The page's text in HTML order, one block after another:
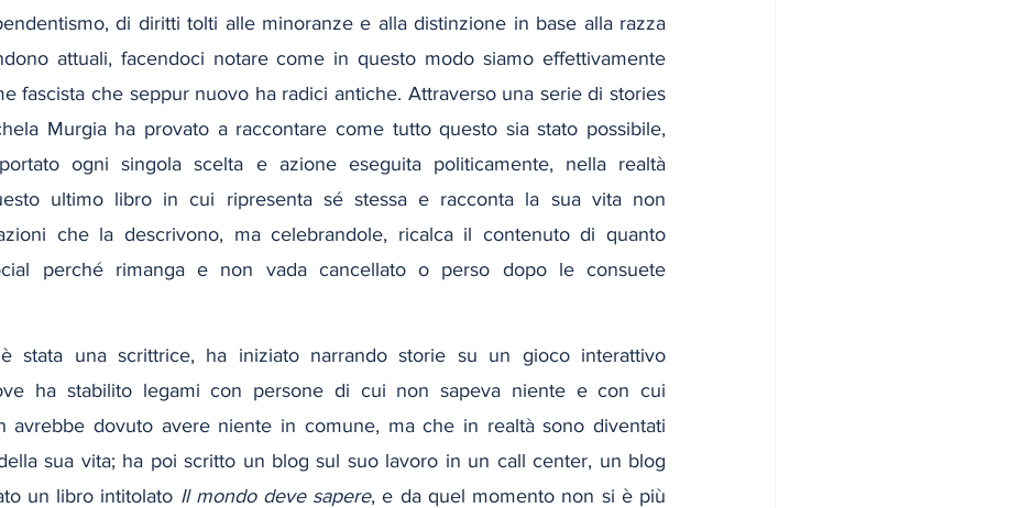
di diritti tolti alle minoranze e alla distinzione in base alla razza
attuali, facendoci notare come in questo modo siamo effettivamente
fascista che seppur nuovo ha radici antiche. Attraverso una serie di stories
Murgia ha provato a raccontare come tutto questo sia stato possibile,
ogni singola scelta e azione eseguita politicamente, nella realtà
ultimo libro in cui ripresenta sé stessa e racconta la sua vita non
che la descrivono, ma celebrandole, ricalca il contenuto di quanto
perché rimanga e non vada cancellato o perso dopo le consuete
stata una scrittrice, ha iniziato narrando storie su un gioco interattivo
ha stabilito legami con persone di cui non sapeva niente e con cui
avrebbe dovuto avere niente in comune, ma che in realtà sono diventati
sua vita; ha poi scritto un blog sul suo lavoro in un call center, un blog
un libro intitolato Il mondo deve sapere, e da quel momento non si è più